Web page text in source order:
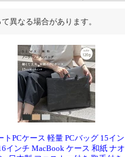
異なる場合があります。
トPCケース 軽量 PCバッグ 15イン
インチ MacBook ケース 和紙 ナオ